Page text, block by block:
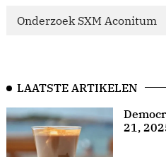
Onderzoek SXM Aconitum
LAATSTE ARTIKELEN
21,